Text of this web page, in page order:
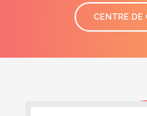
CENTRE DE